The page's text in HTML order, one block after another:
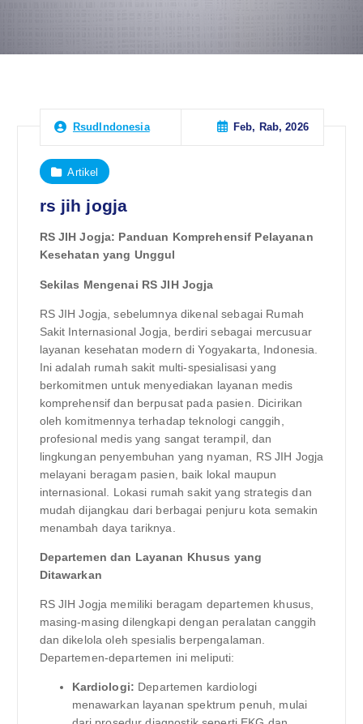
RsudIndonesia Feb, Rab, 2026
Artikel
rs jih jogja
RS JIH Jogja: Panduan Komprehensif Pelayanan
Kesehatan yang Unggul
Sekilas Mengenai RS JIH Jogja
RS JIH Jogja, sebelumnya dikenal sebagai Rumah
Sakit Internasional Jogja, berdiri sebagai mercusuar
layanan kesehatan modern di Yogyakarta, Indonesia.
Ini adalah rumah sakit multi-spesialisasi yang
berkomitmen untuk menyediakan layanan medis
komprehensif dan berpusat pada pasien. Dicirikan
oleh komitmennya terhadap teknologi canggih,
profesional medis yang sangat terampil, dan
lingkungan penyembuhan yang nyaman, RS JIH Jogja
melayani beragam pasien, baik lokal maupun
internasional. Lokasi rumah sakit yang strategis dan
mudah dijangkau dari berbagai penjuru kota semakin
menambah daya tariknya.
Departemen dan Layanan Khusus yang
Ditawarkan
RS JIH Jogja memiliki beragam departemen khusus,
masing-masing dilengkapi dengan peralatan canggih
dan dikelola oleh spesialis berpengalaman.
Departemen-departemen ini meliputi:
Kardiologi: Departemen kardiologi
menawarkan layanan spektrum penuh, mulai